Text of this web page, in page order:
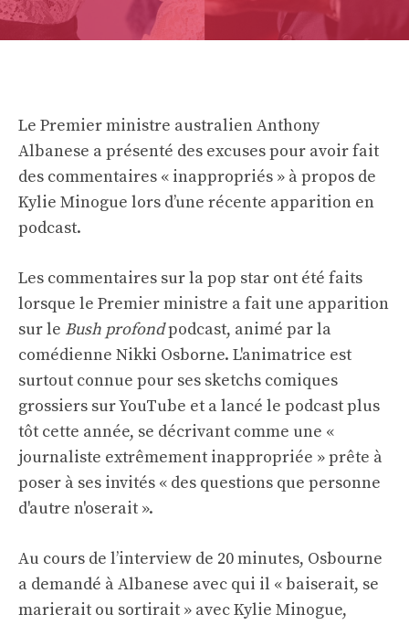
Le Premier ministre australien Anthony
Albanese a présenté des excuses pour avoir fait
des commentaires « inappropriés » à propos de
Kylie Minogue lors d’une récente apparition en
podcast.
Les commentaires sur la pop star ont été faits
lorsque le Premier ministre a fait une apparition
sur le Bush profondpodcast, animé par la
comédienne Nikki Osborne. L'animatrice est
surtout connue pour ses sketchs comiques
grossiers sur YouTube et a lancé le podcast plus
tôt cette année, se décrivant comme une «
journaliste extrêmement inappropriée » prête à
poser à ses invités « des questions que personne
d'autre n'oserait ».
Au cours de l’interview de 20 minutes, Osbourne
a demandé à Albanese avec qui il « baiserait, se
marierait ou sortirait » avec Kylie Minogue,